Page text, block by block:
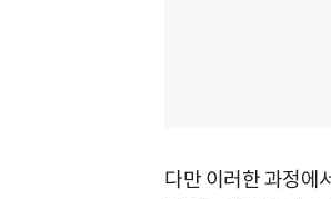
다만 이러한 과정에